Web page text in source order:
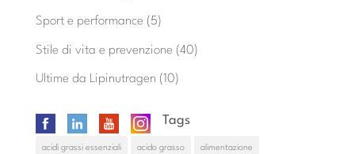
Sport e performance (5)
Stile di vita e prevenzione (40)
Ultime da Lipinutragen (10)
Tags
acidi grassi essenziali acido grasso alimentazione